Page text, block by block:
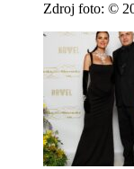
Zdroj foto: ©